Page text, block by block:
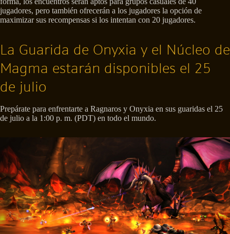
jugadores, pero también ofrecerán a los jugadores la opción de
maximizar sus recompensas si los intentan con 20 jugadores.
La Guarida de Onyxia y el Núcleo de
Magma estarán disponibles el 25
de julio
Prepárate para enfrentarte a Ragnaros y Onyxia en sus guaridas el 25
de julio a la 1:00 p. m. (PDT) en todo el mundo.